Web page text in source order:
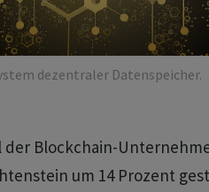
dezentraler Datenspeicher.
der Blockchain-
um 14 Prozent